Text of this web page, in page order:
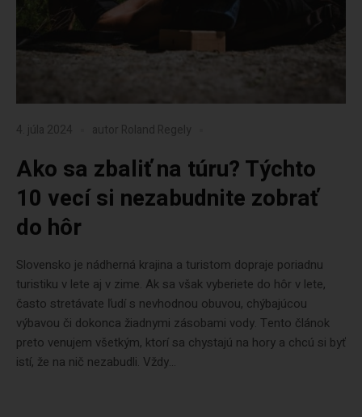
4. júla 2024 autor Roland Regely
Ako sa zbaliť na túru? Týchto
10 vecí si nezabudnite zobrať
do hôr
Slovensko je nádherná krajina a turistom dopraje poriadnu
turistiku v lete aj v zime. Ak sa však vyberiete do hôr v lete,
často stretávate ľudí s nevhodnou obuvou, chýbajúcou
výbavou či dokonca žiadnymi zásobami vody. Tento článok
preto venujem všetkým, ktorí sa chystajú na hory a chcú si byť
istí, že na nič nezabudli. Vždy...